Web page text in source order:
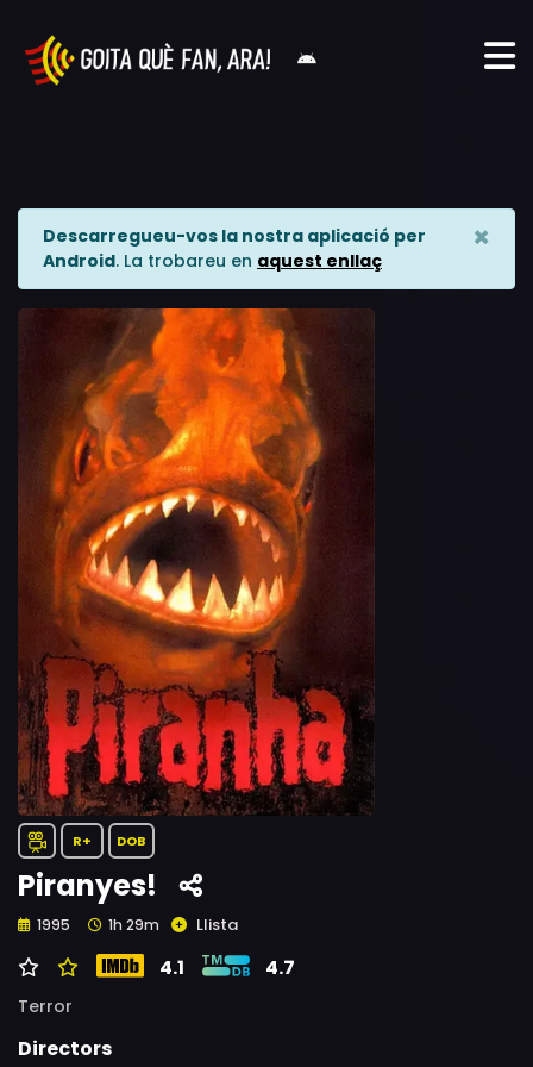
Descarregueu-vos la nostra aplicació per
Android. La trobareu en aquest enllaç
×
R+ DOB
Piranyes!
1995 1h 29m Llista
4.1 4.7
Terror
Directors